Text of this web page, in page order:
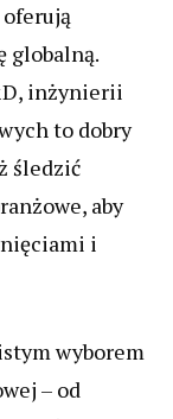
globalną.
inżynierii
to dobry
śledzić
aby
i
wyborem
– od